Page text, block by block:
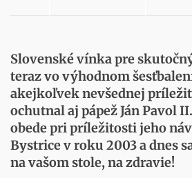
Slovenské vínka pre
teraz vo výhodnom
akejkoľvek nevšednej
ochutnal aj pápež Ján Pavol
obede pri príležitosti jeho
Bystrice v roku 2003 a dnes
na vašom stole, na zdravie!